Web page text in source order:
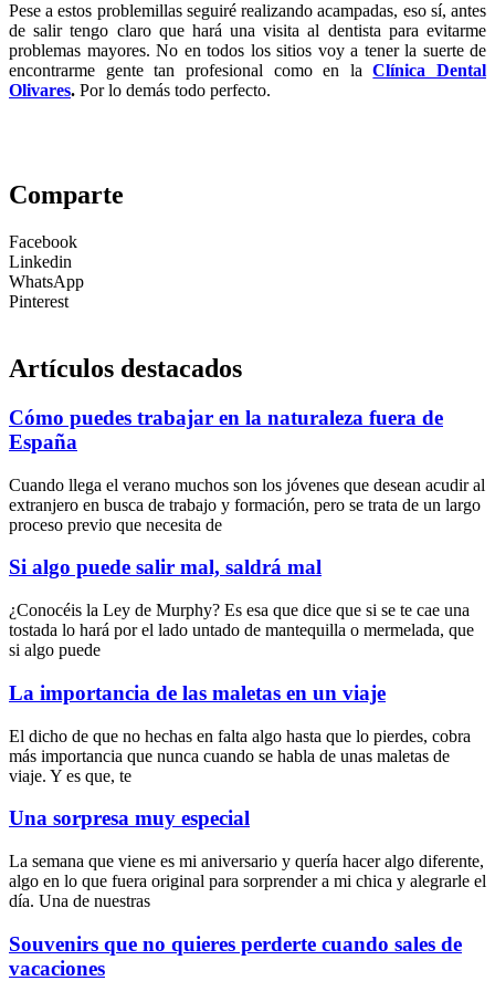
Pese a estos problemillas seguiré realizando acampadas, eso sí, antes
de salir tengo claro que hará una visita al dentista para evitarme
problemas mayores. No en todos los sitios voy a tener la suerte de
encontrarme gente tan profesional como en laClínica Dental
Olivares. Por lo demás todo perfecto.
Comparte
Facebook
Linkedin
WhatsApp
Pinterest
Artículos destacados
Cómo puedes trabajar en la naturaleza fuera de
España
Cuando llega el verano muchos son los jóvenes que desean acudir al
extranjero en busca de trabajo y formación, pero se trata de un largo
proceso previo que necesita de
Si algo puede salir mal, saldrá mal
¿Conocéis la Ley de Murphy? Es esa que dice que si se te cae una
tostada lo hará por el lado untado de mantequilla o mermelada, que
si algo puede
La importancia de las maletas en un viaje
El dicho de que no hechas en falta algo hasta que lo pierdes, cobra
más importancia que nunca cuando se habla de unas maletas de
viaje. Y es que, te
Una sorpresa muy especial
La semana que viene es mi aniversario y quería hacer algo diferente,
algo en lo que fuera original para sorprender a mi chica y alegrarle el
día. Una de nuestras
Souvenirs que no quieres perderte cuando sales de
vacaciones